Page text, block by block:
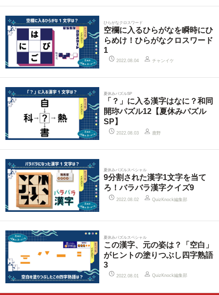
ひらがなクロスワード
空欄に入るひらがなを瞬時にひ
らめけ！ひらがなクロスワード
1
2022.08.04 チャンイケ
夏休みパズルSP
「？」に入る漢字はなに？和同
開珎パズル12【夏休みパズル
SP】
2022.08.03 鹿野
夏休みパズルスペシャル
9分割された漢字1文字を当て
ろ！バラバラ漢字クイズ9
2022.08.02 QuizKnock編集部
夏休みパズルスペシャル
この漢字、元の姿は？「空白」
がヒントの塗りつぶし四字熟語
3
2022.08.01 QuizKnock編集部